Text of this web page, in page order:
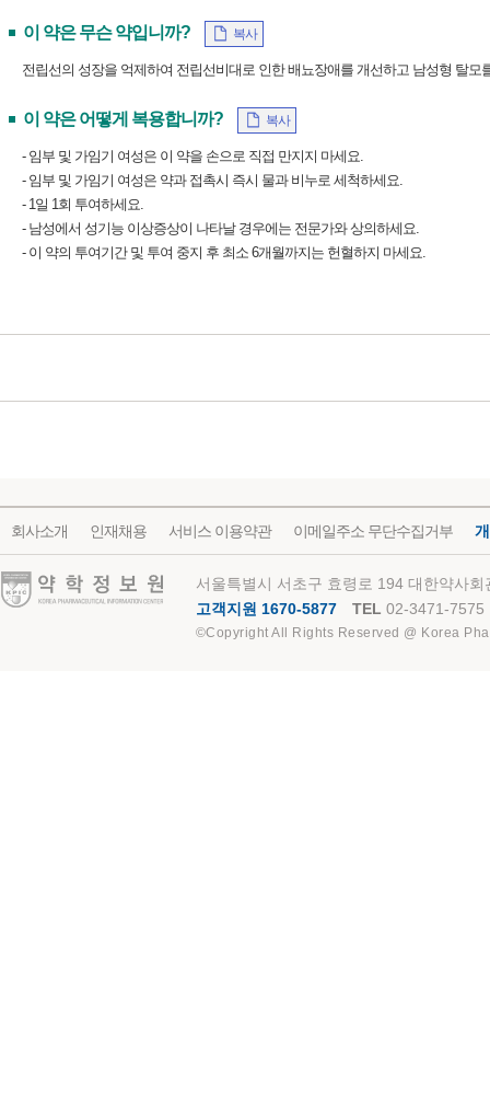
이 약은 무슨 약입니까? 복사
전립선의 성장을 억제하여 전립선비대로 인한 배뇨장애를 개선하고 남성형 탈모
이 약은 어떻게 복용합니까? 복사
- 임부 및 가임기 여성은 이 약을 손으로 직접 만지지 마세요.
- 임부 및 가임기 여성은 약과 접촉시 즉시 물과 비누로 세척하세요.
- 1일 1회 투여하세요.
- 남성에서 성기능 이상증상이 나타날 경우에는 전문가와 상의하세요.
- 이 약의 투여기간 및 투여 중지 후 최소 6개월까지는 헌혈하지 마세요.
회사소개 인재채용 서비스 이용약관 이메일주소 무단수집거부
약학정보원
서울특별시 서초구 효령로 194 대한약사
고객지원 1670-5877
TEL 02-3471-7575
©Copyright All Rights Reserved @ Korea